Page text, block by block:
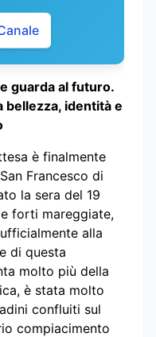
guarda al futuro.
bellezza, identità e
è finalmente
Francesco di
la sera del 19
forti mareggiate,
alla
di questa
molto più della
è stata molto
confluiti sul
compiacimento